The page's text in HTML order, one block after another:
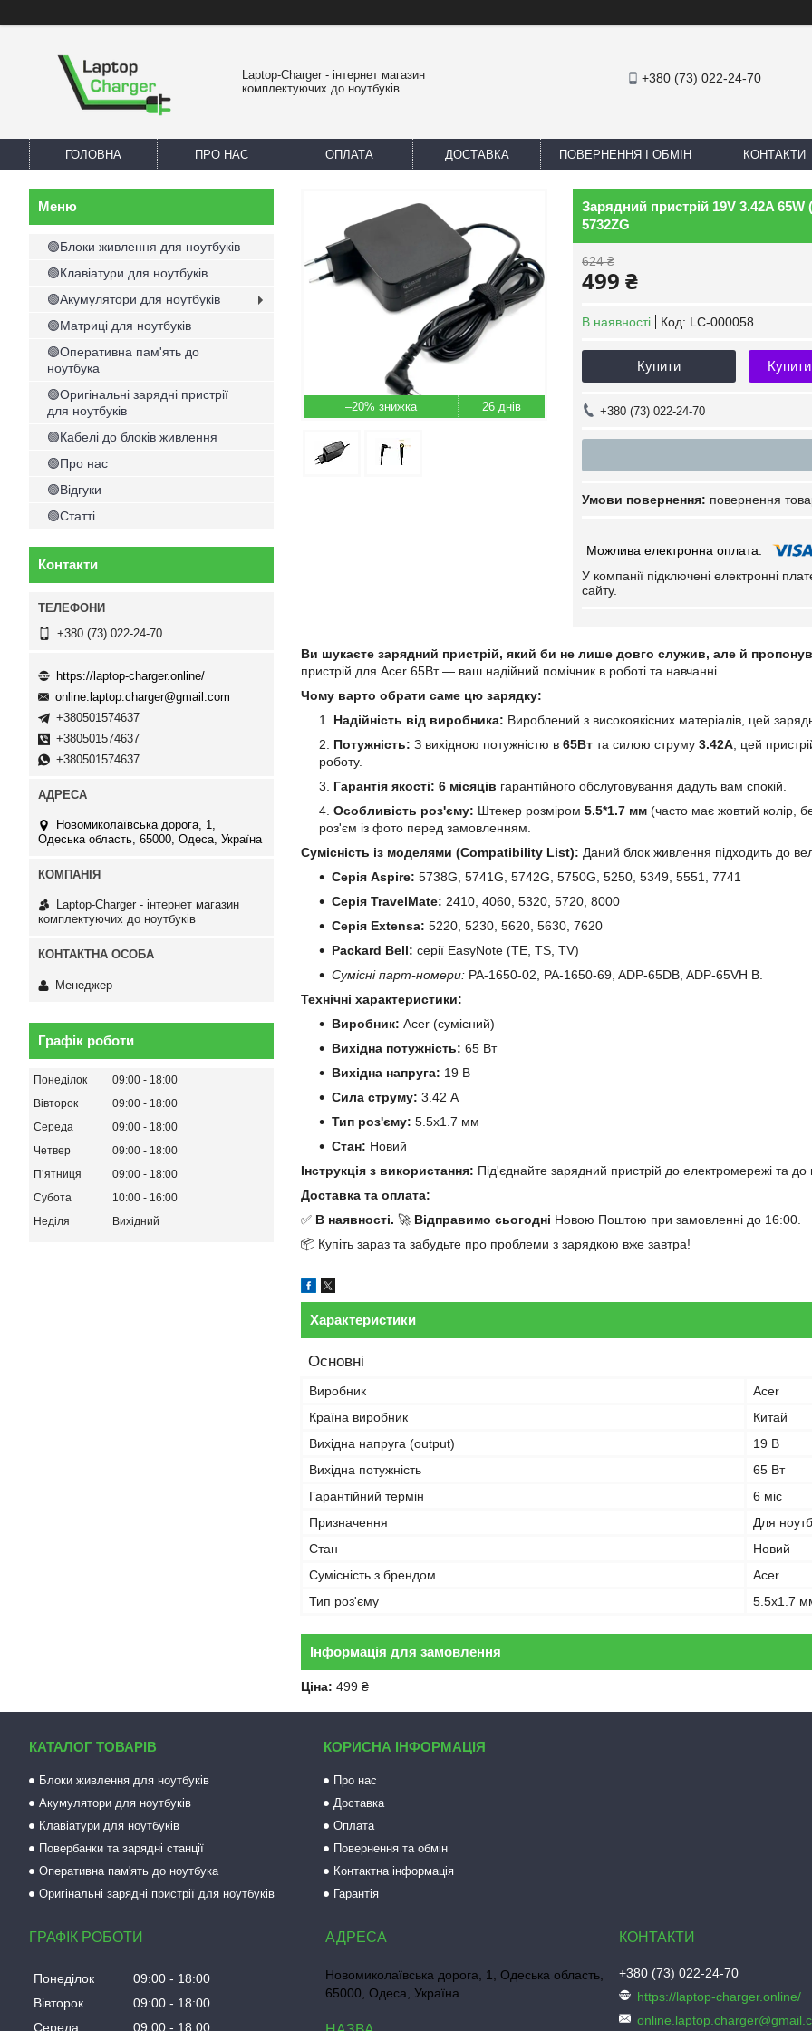
Laptop-Charger - інтернет магазин
комплектуючих до ноутбуків
+380 (73) 022-24-70
ГОЛОВНА ПРО НАС ОПЛАТА ДОСТАВКА ПОВЕРНЕННЯ І ОБМІН КОНТАКТИ
–20% 26 днів
Зарядний пристрій 19V 3.42A
5732ZG
624 ₴
499 ₴
В наявності Код: LC-000058
Купити
+380 (73) 022-24-70
повернення
У компанії підключені електронні
сайту.
Ви шукаєте зарядний пристрій, який би не лише довго служив, але й
пристрій для Acer 65Вт — ваш надійний помічник в роботі та навчанні.
Чому варто обрати саме цю зарядку:
Надійність від виробника: Вироблений з високоякісних матеріалів, цей
Потужність: З вихідною потужністю в 65Вт та силою струму 3.42А , цей
роботу.
Гарантія якості: 6 місяців гарантійного обслуговування дадуть вам спокій.
Особливість роз'єму: Штекер розміром 5.5*1.7 мм (часто має жовтий колір,
роз'єм із фото перед замовленням.
Сумісність із моделями (Compatibility List): Даний блок живлення підходить до
Серія Aspire: 5738G, 5741G, 5742G, 5750G, 5250, 5349, 5551, 7741
Серія TravelMate: 2410, 4060, 5320, 5720, 8000
Серія Extensa: 5220, 5230, 5620, 5630, 7620
Packard Bell: серії EasyNote (TE, TS, TV)
Сумісні парт-номери: PA-1650-02, PA-1650-69, ADP-65DB, ADP-65VH B.
Технічні характеристики:
Виробник: Acer (сумісний)
Вихідна потужність: 65 Вт
Вихідна напруга: 19 В
Сила струму: 3.42 А
Тип роз'єму: 5.5x1.7 мм
Стан: Новий
Інструкція з використання: Під'єднайте зарядний пристрій до електромережі та
Доставка та оплата:
✅ В наявності. 🚀 Відправимо сьогодні Новою Поштою при замовленні до 16:00.
📦 Купіть зараз та забудьте про проблеми з зарядкою вже завтра!
Характеристики
Основні
Виробник
Acer
Країна виробник
Китай
Вихідна напруга (output)
19 В
Вихідна потужність
65 Вт
Гарантійний термін
6 міс
Призначення
Для
Стан
Новий
Сумісність з брендом
Acer
Тип роз'єму
5.5x1.7
Інформація для замовлення
Ціна: 499 ₴
🟢Блоки живлення для ноутбуків
🟢Клавіатури для ноутбуків
🟢Акумулятори для ноутбуків
🟢Матриці для ноутбуків
🟢Оперативна пам'ять до
ноутбука
🟢Оригінальні зарядні пристрії
для ноутбуків
🟢Кабелі до блоків живлення
🟢Про нас
🟢Відгуки
🟢Статті
Контакти
+380 (73) 022-24-70
https://laptop-charger.online/
online.laptop.charger@gmail.com
+380501574637
+380501574637
+380501574637
Новомиколаївська дорога, 1,
Одеська область, 65000, Одеса, Україна
Laptop-Charger - інтернет магазин
комплектуючих до ноутбуків
Менеджер
Графік роботи
Понеділок 09:00
18:00
Вівторок
09:00
18:00
Середа
09:00
18:00
Четвер
09:00
18:00
Пʼятниця
09:00
18:00
Субота
10:00
16:00
Неділя
Вихідний
КАТАЛОГ ТОВАРІВ
Блоки живлення для ноутбуків
Акумулятори для ноутбуків
Клавіатури для ноутбуків
Повербанки та зарядні станції
Оперативна пам'ять до ноутбука
Оригінальні зарядні пристрії для ноутбуків
КОРИСНА ІНФОРМАЦІЯ
Про нас
Доставка
Оплата
Повернення та обмін
Контактна інформація
Гарантія
ГРАФІК РОБОТИ
Понеділок 09:00
18:00
Вівторок
09:00
18:00
Середа
09:00 18:00
Новомиколаївська дорога, 1, Одеська область,
65000, Одеса, Україна
+380 (73) 022-24-70
https://laptop-charger.online/